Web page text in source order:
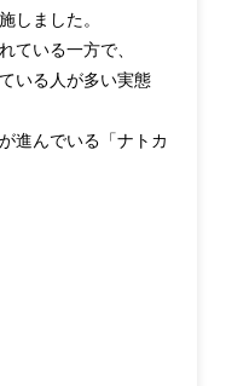
しました。
ている一方で、
いる人が多い実態
進んでいる「ナトカ